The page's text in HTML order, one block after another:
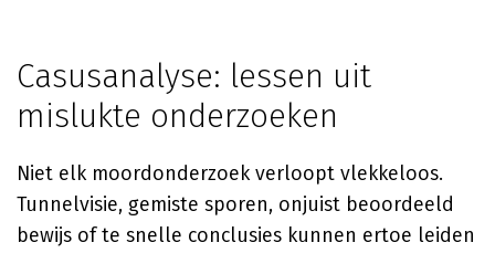
Casusanalyse: lessen uit
mislukte onderzoeken
Niet elk moordonderzoek verloopt vlekkeloos.
Tunnelvisie, gemiste sporen, onjuist beoordeeld
bewijs of te snelle conclusies kunnen ertoe leiden